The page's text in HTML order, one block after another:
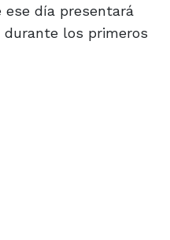
ese día presentará
los primeros